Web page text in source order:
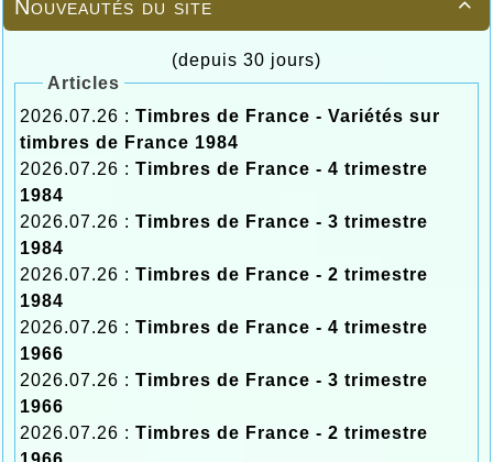

Nouveautés du site
(depuis 30 jours)
Articles
2026.07.26 : Timbres de France - Variétés sur
timbres de France 1984
2026.07.26 : Timbres de France - 4 trimestre
1984
2026.07.26 : Timbres de France - 3 trimestre
1984
2026.07.26 : Timbres de France - 2 trimestre
1984
2026.07.26 : Timbres de France - 4 trimestre
1966
2026.07.26 : Timbres de France - 3 trimestre
1966
2026.07.26 : Timbres de France - 2 trimestre